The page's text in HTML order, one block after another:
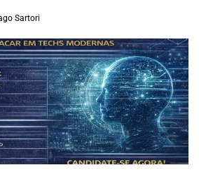
Sartori